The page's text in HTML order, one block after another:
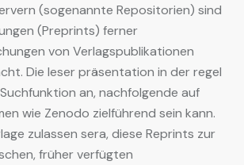
(sogenannte Repositorien) sind
(Preprints) ferner
von Verlagspublikationen
Die leser präsentation in der regel
an, nachfolgende auf
wie Zenodo zielführend sein kann.
zulassen sera, diese Reprints zur
früher verfügten